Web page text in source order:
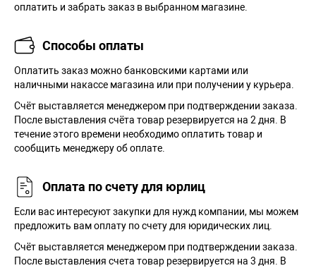
оплатить и забрать заказ в выбранном магазине.
Способы оплаты
Оплатить заказ можно банковскими картами или
наличными накассе магазина или при получении у курьера.
Cчёт выставляется менеджером при подтверждении заказа.
После выставления счёта товар резервируется на 2 дня. В
течение этого времени необходимо оплатить товар и
сообщить менеджеру об оплате.
Оплата по счету для юрлиц
Если вас интересуют закупки для нужд компании, мы можем
предложить вам оплату по счету для юридических лиц.
Счёт выставляется менеджером при подтверждении заказа.
После выставления счета товар резервируется на 3 дня. В